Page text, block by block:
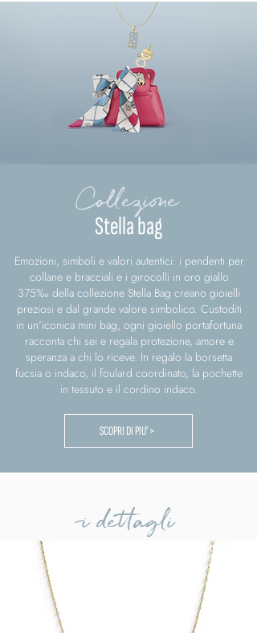
Collezione
Stella bag
Emozioni, simboli e valori autentici: i pendenti per
collane e bracciali e i girocolli in oro giallo
375‰ della collezione Stella Bag creano gioielli
preziosi e dal grande valore simbolico. Custoditi
in un'iconica mini bag, ogni gioiello portafortuna
racconta chi sei e regala protezione, amore e
speranza a chi lo riceve. In regalo la borsetta
fucsia o indaco, il foulard coordinato, la pochette
in tessuto e il cordino indaco.
SCOPRI DI PIU' >
i dettagli